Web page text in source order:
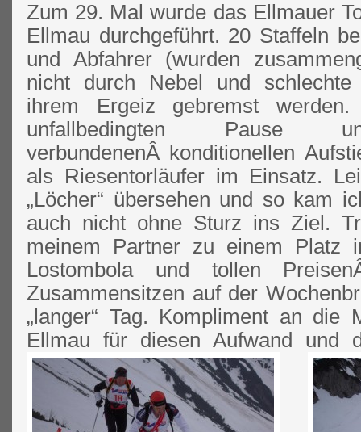
Zum 29. Mal wurde das Ellmauer
Ellmau durchgeführt. 20 Staffeln
und Abfahrer (wurden
nicht durch Nebel und schlechte
ihrem Ergeiz gebremst
unfallbedingten
verbundenenÂ konditionellen
als Riesentorläufer im Einsatz.
„Löcher“ übersehen und so kam
auch nicht ohne Sturz ins Ziel.
meinem Partner zu einem Platz
Lostombola und tollen
Zusammensitzen auf der
„langer“ Tag. Kompliment an die
Ellmau für diesen Aufwand und